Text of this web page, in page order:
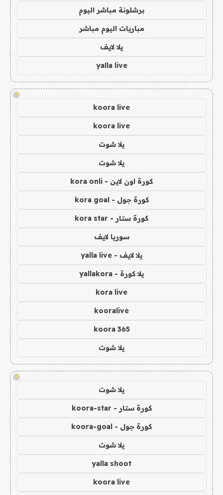
برشلونة مباشر اليوم
مباريات اليوم مباشر
يلا لايف
yalla live
!
koora live
koora live
يلا شوت
يلا شوت
كورة اون لاين - kora onli
كورة جول - kora goal
كورة ستار - kora star
سوريا لايف
يلا لايف - yalla live
يلا كورة - yallakora
kora live
kooralive
koora 365
يلا شوت
!
يلا شوت
كورة ستار - koora-star
كورة جول - koora-goal
يلا شوت
yalla shoot
koora live